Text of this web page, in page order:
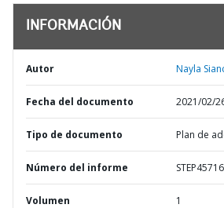
INFORMACIÓN
Autor Nayla
Fecha del documento 2021/02/
Tipo de documento Plan de
Número del informe STEP45716
Volumen 1